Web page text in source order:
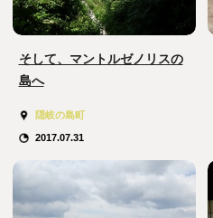
2017.07.31
隠岐の島町
そして、マントルゼノリスの
島へ